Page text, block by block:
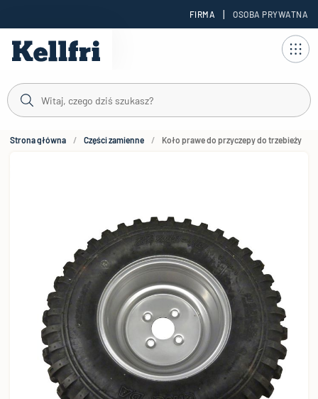
FIRMA | OSOBA PRYWATNA
Strona główna Części zamienne Koło prawe do przyczepy do trzebieży